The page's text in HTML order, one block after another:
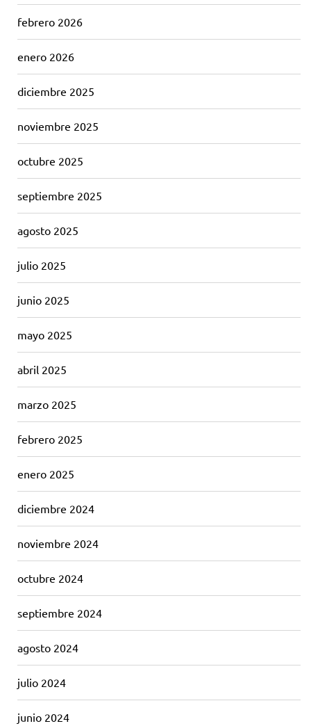
febrero 2026
enero 2026
diciembre 2025
noviembre 2025
octubre 2025
septiembre 2025
agosto 2025
julio 2025
junio 2025
mayo 2025
abril 2025
marzo 2025
febrero 2025
enero 2025
diciembre 2024
noviembre 2024
octubre 2024
septiembre 2024
agosto 2024
julio 2024
junio 2024